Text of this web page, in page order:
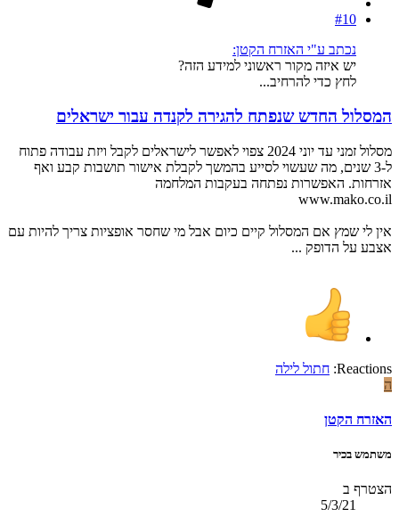
#10
נכתב ע"י האזרח הקטן:
יש איזה מקור ראשוני למידע הזה?
לחץ כדי להרחיב...
המסלול החדש שנפתח להגירה לקנדה עבור ישראלים
מסלול זמני עד יוני 2024 צפוי לאפשר לישראלים לקבל ויזת עבודה פתוח
ל-3 שנים, מה שעשוי לסייע בהמשך לקבלת אישור תושבות קבע ואף
אזרחות. האפשרות נפתחה בעקבות המלחמה
www.mako.co.il
אין לי שמץ אם המסלול קיים כיום אבל מי שחסר אופציות צריך להיות עם
אצבע על הדופק ...
Reactions: חתול לילה
ה
האזרח הקטן
משתמש בכיר
הצטרף ב
5/3/21